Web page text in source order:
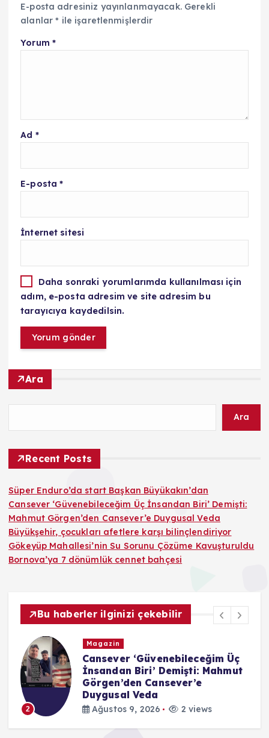
E-posta adresiniz yayınlanmayacak. Gerekli
alanlar* ile işaretlenmişlerdir
Yorum *
Ad *
E-posta*
İnternet sitesi
Daha sonraki yorumlarımda kullanılması için
adım, e-posta adresim ve site adresim bu
tarayıcıya kaydedilsin.
Ara
Ara
Recent Posts
Süper Enduro’da start Başkan Büyükakın’dan
Cansever ‘Güvenebileceğim Üç İnsandan Biri’ Demişti:
Mahmut Görgen’den Cansever’e Duygusal Veda
Büyükşehir, çocukları afetlere karşı bilinçlendiriyor
Gökeyüp Mahallesi’nin Su Sorunu Çözüme Kavuşturuldu
Bornova’ya 7 dönümlük cennet bahçesi
Bu haberler ilginizi çekebilir
2
Magazin
Cansever ‘Güvenebileceğim Üç
İnsandan Biri’ Demişti: Mahmut
Görgen’den Cansever’e
Duygusal Veda
Ağustos 9, 2026 2 views